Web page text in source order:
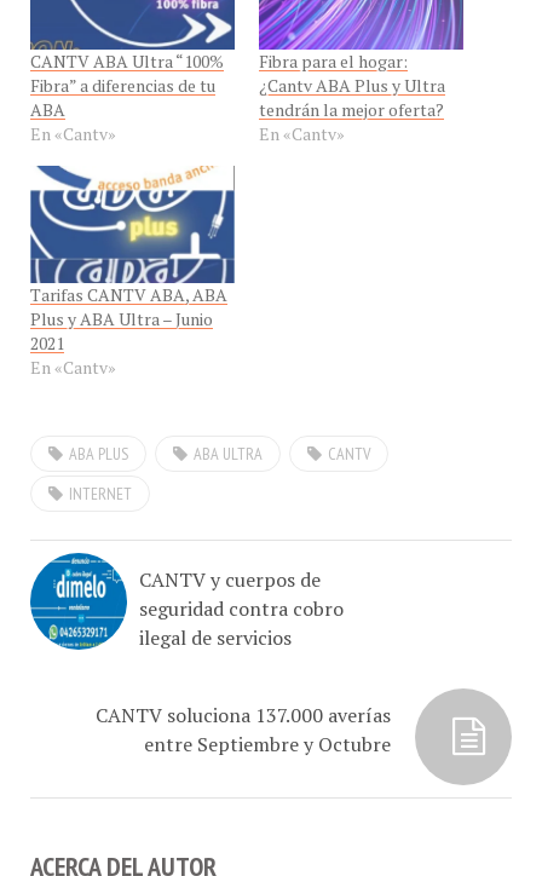
CANTV ABA Ultra “100%
Fibra” a diferencias de tu
ABA
En «Cantv»
Fibra para el hogar:
¿Cantv ABA Plus y Ultra
tendrán la mejor oferta?
En «Cantv»
Tarifas CANTV ABA, ABA
Plus y ABA Ultra – Junio
2021
En «Cantv»
CANTV y cuerpos de
seguridad contra cobro
ilegal de servicios
CANTV soluciona 137.000 averías
entre Septiembre y Octubre
ACERCA DEL AUTOR